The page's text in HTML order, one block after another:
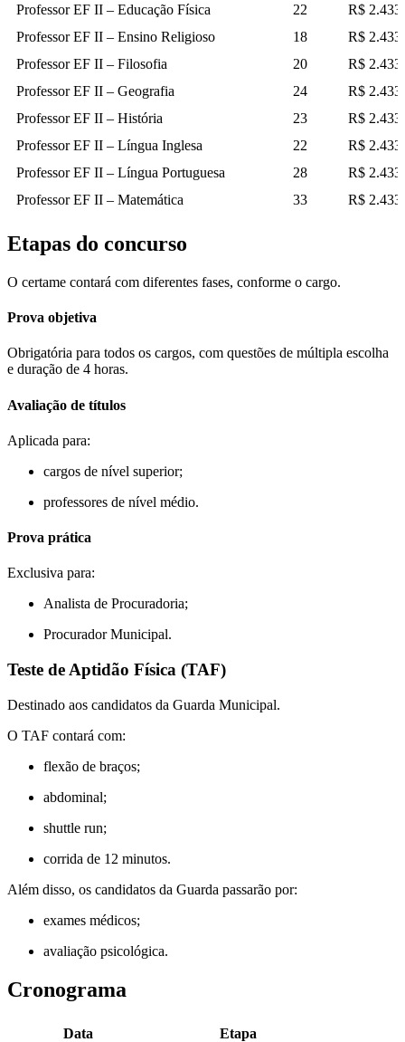
Professor EF II – Educação Física
22
R$
Professor EF II – Ensino Religioso
18
R$
Professor EF II – Filosofia
20
R$
Professor EF II – Geografia
24
R$
Professor EF II – História
23
R$
Professor EF II – Língua Inglesa
22
R$
Professor EF II – Língua Portuguesa
28
R$
Professor EF II – Matemática
33 R$
Etapas do concurso
O certame contará com diferentes fases, conforme o cargo.
Prova objetiva
Obrigatória para todos os cargos, com questões de múltipla escolha
e duração de 4 horas.
Avaliação de títulos
Aplicada para:
cargos de nível superior;
professores de nível médio.
Prova prática
Exclusiva para:
Analista de Procuradoria;
Procurador Municipal.
Teste de Aptidão Física (TAF)
Destinado aos candidatos da Guarda Municipal.
O TAF contará com:
flexão de braços;
abdominal;
shuttle run;
corrida de 12 minutos.
Além disso, os candidatos da Guarda passarão por:
exames médicos;
avaliação psicológica.
Cronograma
Data
Etapa